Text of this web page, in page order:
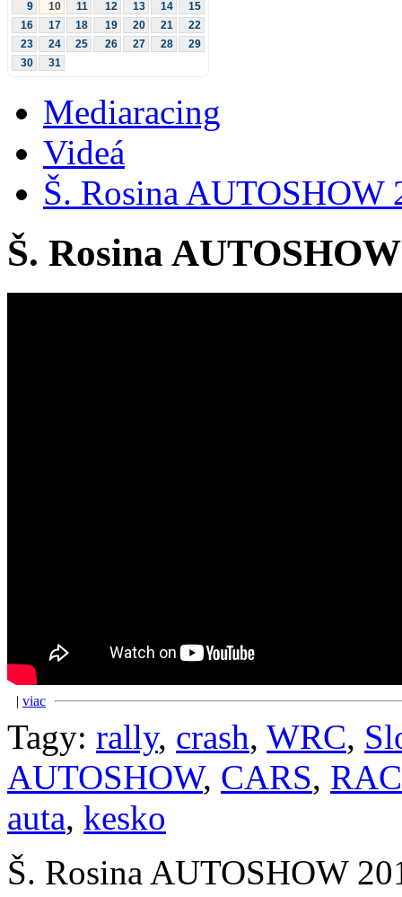
9
10 11 12 13 14
15
16
17 18 19 20 21
22
23
24 25 26 27 28
29
30
31
Mediaracing
Videá
Š. Rosina AUTOSHOW
Š. Rosina
| viac
Tagy: rally, crash, WRC,
AUTOSHOW, CARS,
auta, kesko
Š. Rosina AUTOSHOW